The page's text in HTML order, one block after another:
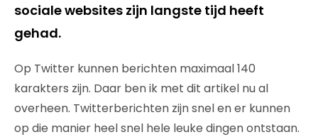
sociale websites zijn langste tijd heeft
gehad.
Op Twitter kunnen berichten maximaal 140
karakters zijn. Daar ben ik met dit artikel nu al
overheen. Twitterberichten zijn snel en er kunnen
op die manier heel snel hele leuke dingen ontstaan.